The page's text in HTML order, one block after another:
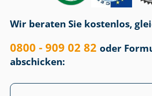
Wir beraten Sie kostenlos,
0800 - 909 02 82 oder
abschicken: